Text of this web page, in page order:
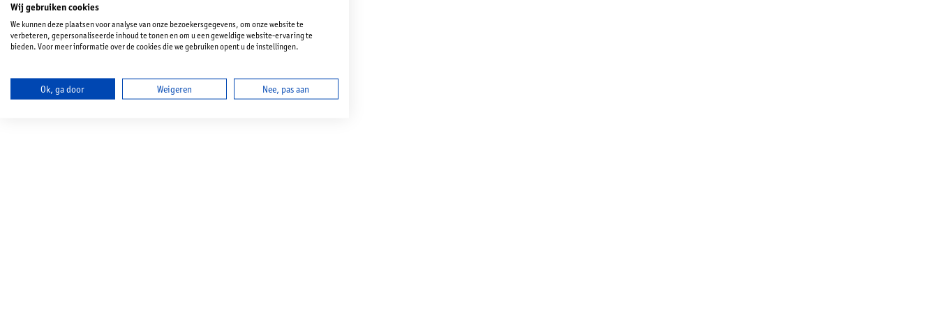
Wij gebruiken cookies
We kunnen deze plaatsen voor analyse van onze bezoekersgegevens, om onze website te
verbeteren, gepersonaliseerde inhoud te tonen en om u een geweldige website-ervaring te
bieden. Voor meer informatie over de cookies die we gebruiken opent u de instellingen.
Ok, ga door Weigeren Nee, pas aan